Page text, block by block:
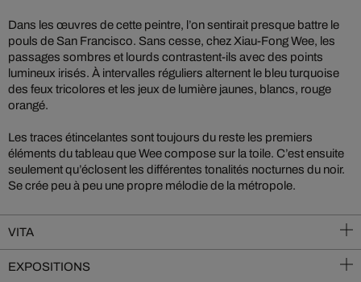
Dans les œuvres de cette peintre, l’on sentirait presque battre le
pouls de San Francisco. Sans cesse, chez Xiau-Fong Wee, les
passages sombres et lourds contrastent-ils avec des points
lumineux irisés. À intervalles réguliers alternent le bleu turquoise
des feux tricolores et les jeux de lumière jaunes, blancs, rouge
orangé.
Les traces étincelantes sont toujours du reste les premiers
éléments du tableau que Wee compose sur la toile. C’est ensuite
seulement qu’éclosent les différentes tonalités nocturnes du noir.
Se crée peu à peu une propre mélodie de la métropole.
VITA
EXPOSITIONS